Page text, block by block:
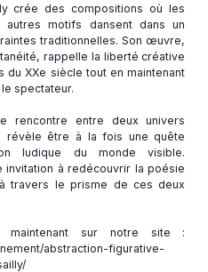
crée des compositions où les
motifs dansent dans un
traditionnelles. Son œuvre,
rappelle la liberté créative
XXe siècle tout en maintenant
spectateur.
rencontre entre deux univers
révèle être à la fois une quête
ludique du monde visible.
invitation à redécouvrir la poésie
travers le prisme de ces deux
maintenant sur notre site :
abstraction-figurative-
karl-heinz-diegner-kristian-desailly/